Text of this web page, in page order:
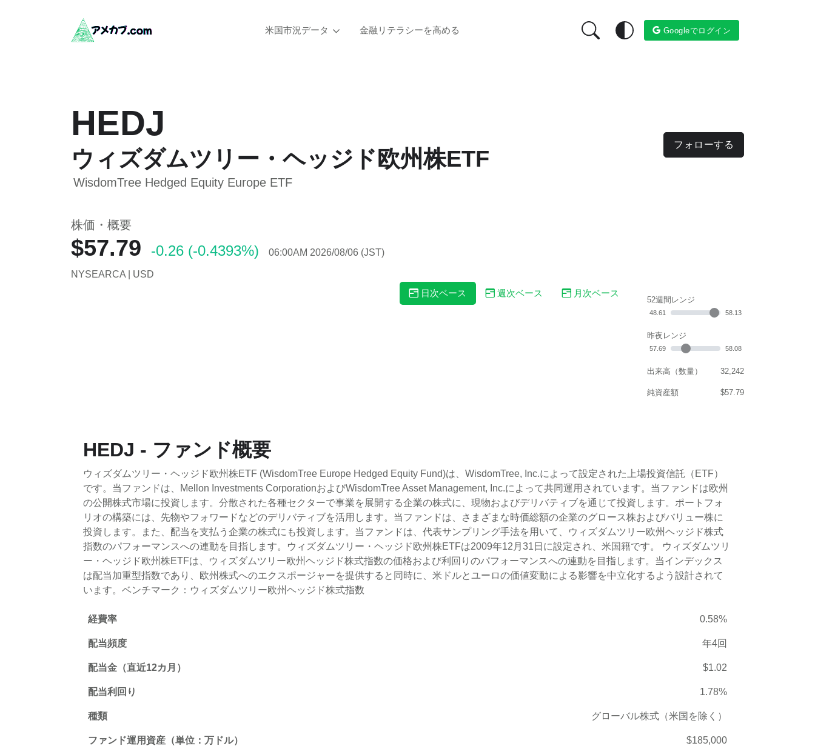
米国市況データ 金融リテラシーを高める Googleでログイン
HEDJ
ウィズダムツリー・ヘッジド欧州株ETF
WisdomTree Hedged Equity Europe ETF
フォローする
株価・概要
$57.79 -0.26 (-0.4393%) 06:00AM 2026/08/06 (JST)
NYSEARCA | USD
日次ベース
週次ベース 月次ベース
52週間レンジ
48.61 58.13
昨夜レンジ
57.69 58.08
出来高（数量） 32,242
純資産額 $57.79
HEDJ - ファンド概要
ウィズダムツリー・ヘッジド欧州株ETF (WisdomTree Europe Hedged Equity Fund)は、WisdomTree, Inc.によって設定された上場投資信託（ETF）
です。当ファンドは、Mellon Investments CorporationおよびWisdomTree Asset Management, Inc.によって共同運用されています。当ファンドは欧州
の公開株式市場に投資します。分散された各種セクターで事業を展開する企業の株式に、現物およびデリバティブを通じて投資します。ポートフォ
リオの構築には、先物やフォワードなどのデリバティブを活用します。当ファンドは、さまざまな時価総額の企業のグロース株およびバリュー株に
投資します。また、配当を支払う企業の株式にも投資します。当ファンドは、代表サンプリング手法を用いて、ウィズダムツリー欧州ヘッジド株式
指数のパフォーマンスへの連動を目指します。ウィズダムツリー・ヘッジド欧州株ETFは2009年12月31日に設定され、米国籍です。 ウィズダムツリ
ー・ヘッジド欧州株ETFは、ウィズダムツリー欧州ヘッジド株式指数の価格および利回りのパフォーマンスへの連動を目指します。当インデックス
は配当加重型指数であり、欧州株式へのエクスポージャーを提供すると同時に、米ドルとユーロの価値変動による影響を中立化するよう設計されて
います。ベンチマーク：ウィズダムツリー欧州ヘッジド株式指数
経費率 0.58%
配当頻度 年4回
配当金（直近12カ月） $1.02
配当利回り 1.78%
種類 グローバル株式（米国を除く）
ファンド運用資産（単位：万ドル） $185,000